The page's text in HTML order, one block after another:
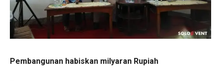
Pembangunan habiskan milyaran Rupiah